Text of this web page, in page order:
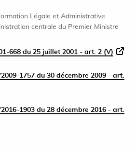
Légale et Administrative
centrale du Premier Ministre
668 du 25 juillet 2001 - art. 2 (V)
1757 du 30 décembre 2009 - art.
1903 du 28 décembre 2016 - art.